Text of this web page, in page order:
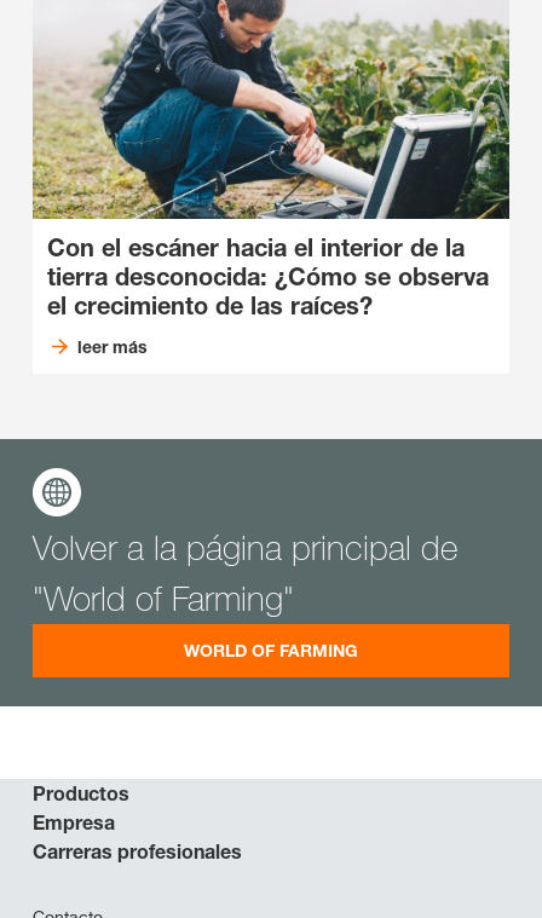
Con el escáner hacia el interior de la
tierra desconocida: ¿Cómo se observa
el crecimiento de las raíces?
leer más
Volver a la página principal de
"World of Farming"
WORLD OF FARMING
Productos
Empresa
Carreras profesionales